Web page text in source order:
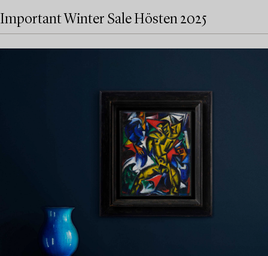
Important Winter Sale Hösten 2025